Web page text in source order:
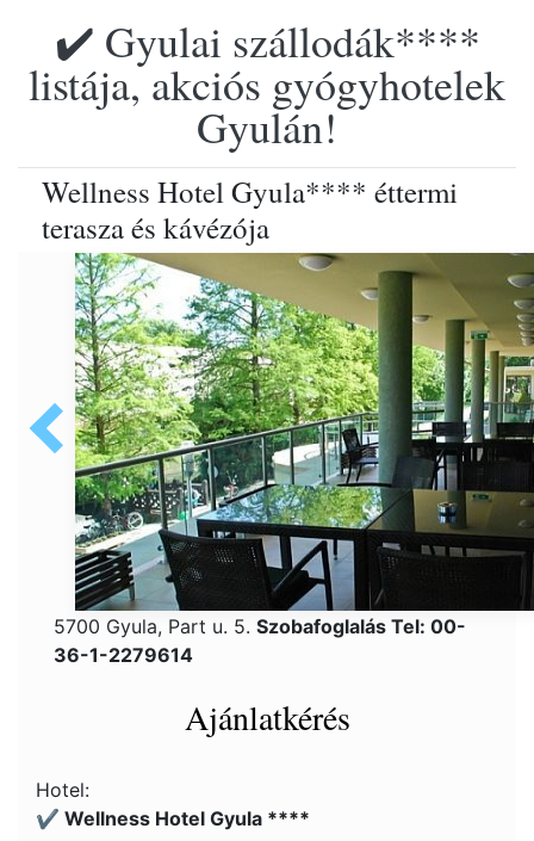
✔️ Gyulai szállodák****
listája, akciós gyógyhotelek
Gyulán!
Wellness Hotel Gyula**** éttermi
terasza és kávézója
5700 Gyula, Part u. 5. Szobafoglalás Tel: 00-
36-1-2279614
Ajánlatkérés
Hotel:
✔️ Wellness Hotel Gyula ****